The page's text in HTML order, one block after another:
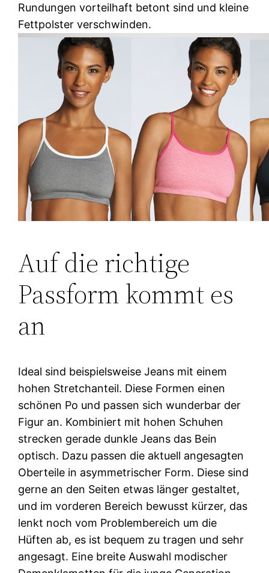
Rundungen vorteilhaft betont sind und kleine
Fettpolster verschwinden.
Auf die richtige
Passform kommt es
an
Ideal sind beispielsweise Jeans mit einem
hohen Stretchanteil. Diese Formen einen
schönen Po und passen sich wunderbar der
Figur an. Kombiniert mit hohen Schuhen
strecken gerade dunkle Jeans das Bein
optisch. Dazu passen die aktuell angesagten
Oberteile in asymmetrischer Form. Diese sind
gerne an den Seiten etwas länger gestaltet,
und im vorderen Bereich bewusst kürzer, das
lenkt noch vom Problembereich um die
Hüften ab, es ist bequem zu tragen und sehr
angesagt. Eine breite Auswahl modischer